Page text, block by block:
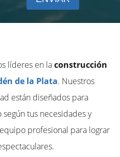
líderes en laconstrucción
de la Plata. Nuestros
están diseñados para
tus necesidades y
profesional para lograr